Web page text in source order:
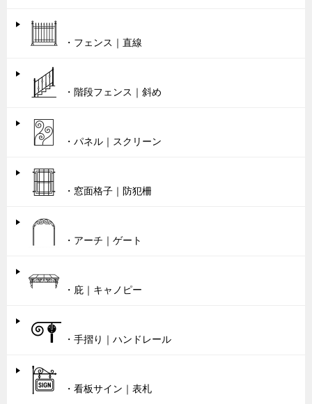
・フェンス｜直線
・階段フェンス｜斜め
・パネル｜スクリーン
・窓面格子｜防犯柵
・アーチ｜ゲート
・庇｜キャノピー
・手摺り｜ハンドレール
・看板サイン｜表札